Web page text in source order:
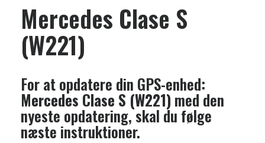
Mercedes Clase S
(W221)
For at opdatere din GPS-enhed:
Mercedes Clase S (W221) med den
nyeste opdatering, skal du følge
næste instruktioner.